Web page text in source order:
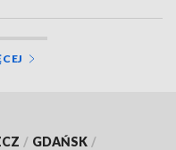
/ GDAŃSK /